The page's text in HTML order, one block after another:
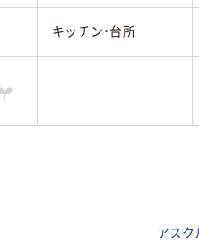
キッチン・台所
アスク